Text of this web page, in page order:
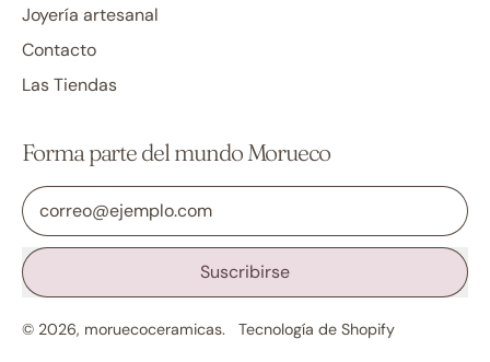
Joyería artesanal
Contacto
Las Tiendas
Forma parte del mundo Morueco
Dirección de correo electrónico
Suscribirse
© 2026, moruecoceramicas. Tecnología de Shopify